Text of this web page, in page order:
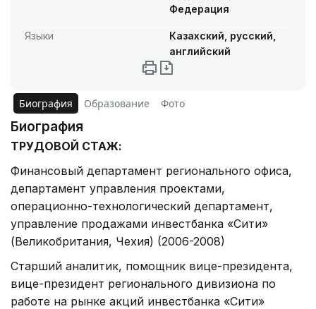
Федерация
Языки
Казахский, русский,
английский
Биография Образование Фото
Биография
ТРУДОВОЙ СТАЖ:
Финансовый департамент регионального офиса,
департамент управления проектами,
операционно-технологический департамент,
управление продажами инвестбанка «Сити»
(Великобритания, Чехия) (2006-2008)
Старший аналитик, помощник вице-президента,
вице-президент регионального дивизиона по
работе на рынке акций инвестбанка «Сити»